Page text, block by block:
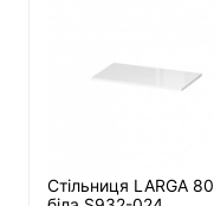
Стільниця LARGA 80